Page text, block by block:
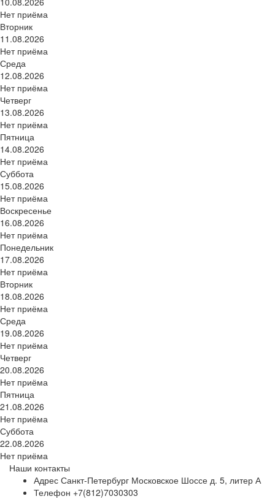
Нет приёма
Вторник
11.08.2026
Нет приёма
Среда
12.08.2026
Нет приёма
Четверг
13.08.2026
Нет приёма
Пятница
14.08.2026
Нет приёма
Суббота
15.08.2026
Нет приёма
Воскресенье
16.08.2026
Нет приёма
Понедельник
17.08.2026
Нет приёма
Вторник
18.08.2026
Нет приёма
Среда
19.08.2026
Нет приёма
Четверг
20.08.2026
Нет приёма
Пятница
21.08.2026
Нет приёма
Суббота
22.08.2026
Нет приёма
Наши контакты
Адрес Санкт-Петербург Московское Шоссе д. 5, литер А
Телефон +7(812)7030303